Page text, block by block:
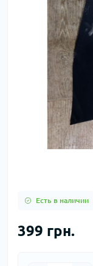
Есть в наличии
399 грн.